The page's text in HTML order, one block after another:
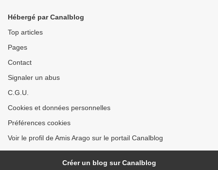
Hébergé par Canalblog
Top articles
Pages
Contact
Signaler un abus
C.G.U.
Cookies et données personnelles
Préférences cookies
Voir le profil de Amis Arago sur le portail Canalblog
Créer un blog sur Canalblog